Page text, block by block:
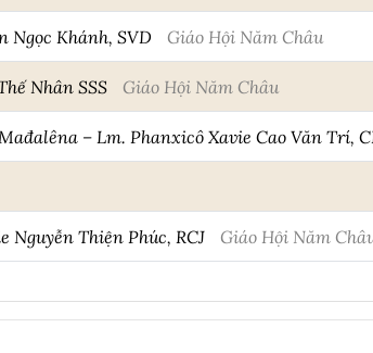
Ngọc Khánh, SVD Giáo Hội Năm Châu
Nhân SSS Giáo Hội Năm Châu
– Lm. Phanxicô Xavie Cao Văn Trí,
Nguyễn Thiện Phúc, RCJ Giáo Hội Năm